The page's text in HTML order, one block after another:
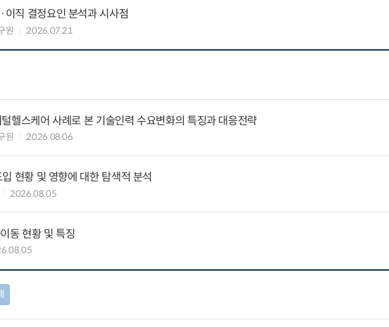
이직 결정요인 분석과 시사점
원 2026.07.21
헬스케어 사례로 본 기술인력 수요변화의 특징과 대응전략
원 2026.08.06
현황 및 영향에 대한 탐색적 분석
2026.08.05
동 현황 및 특징